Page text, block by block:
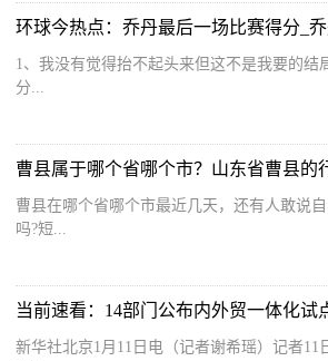
环球今热点：乔丹最后一场比赛得分_
1、我没有觉得抬不起头来但这不是我要的
分...
曹县属于哪个省哪个市？山东省曹县的
曹县在哪个省哪个市最近几天，还有人敢说
吗?短...
当前速看：14部门公布内外贸一体化试
新华社北京1月11日电（记者谢希瑶）记者11